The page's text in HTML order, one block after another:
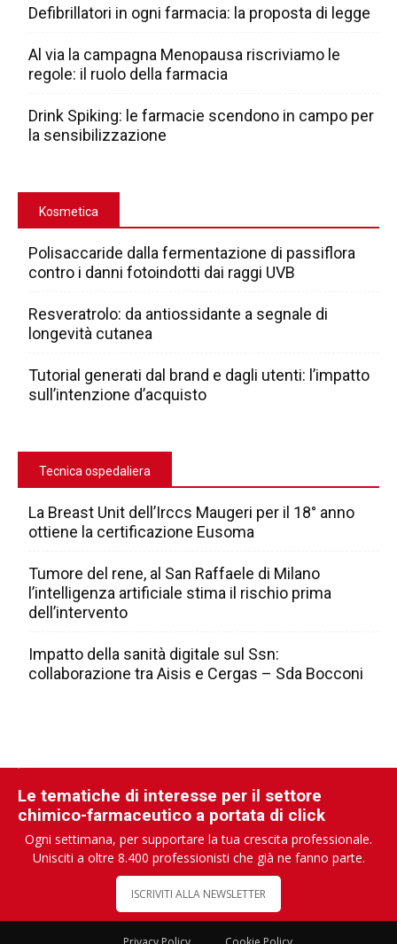
Defibrillatori in ogni farmacia: la proposta di legge
Al via la campagna Menopausa riscriviamo le
regole: il ruolo della farmacia
Drink Spiking: le farmacie scendono in campo per
la sensibilizzazione
Kosmetica
Polisaccaride dalla fermentazione di passiflora
contro i danni fotoindotti dai raggi UVB
Resveratrolo: da antiossidante a segnale di
longevità cutanea
Tutorial generati dal brand e dagli utenti: l’impatto
sull’intenzione d’acquisto
Tecnica ospedaliera
La Breast Unit dell’Irccs Maugeri per il 18° anno
ottiene la certificazione Eusoma
Tumore del rene, al San Raffaele di Milano
l’intelligenza artificiale stima il rischio prima
dell’intervento
Impatto della sanità digitale sul Ssn:
collaborazione tra Aisis e Cergas – Sda Bocconi
Le tematiche di interesse per il settore
chimico-farmaceutico a portata di click
Ogni settimana, per supportare la tua crescita professionale.
Unisciti a oltre 8.400 professionisti che già ne fanno parte.
ISCRIVITI ALLA NEWSLETTER